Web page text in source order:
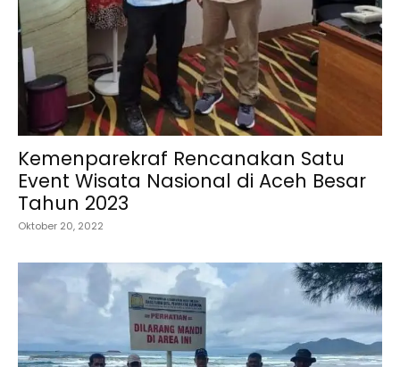
Kemenparekraf Rencanakan Satu
Event Wisata Nasional di Aceh Besar
Tahun 2023
Oktober 20, 2022